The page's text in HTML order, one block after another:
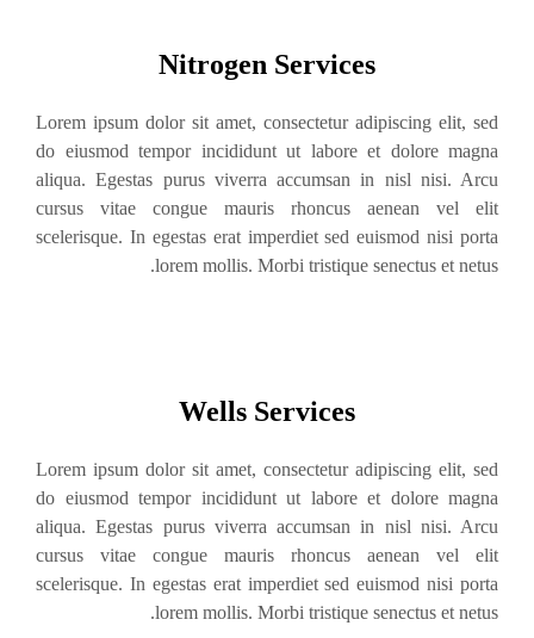
Nitrogen Services
Lorem ipsum dolor sit amet, consectetur adipiscing elit, sed
do eiusmod tempor incididunt ut labore et dolore magna
aliqua. Egestas purus viverra accumsan in nisl nisi. Arcu
cursus vitae congue mauris rhoncus aenean vel elit
scelerisque. In egestas erat imperdiet sed euismod nisi porta
lorem mollis. Morbi tristique senectus et netus.
Wells Services
Lorem ipsum dolor sit amet, consectetur adipiscing elit, sed
do eiusmod tempor incididunt ut labore et dolore magna
aliqua. Egestas purus viverra accumsan in nisl nisi. Arcu
cursus vitae congue mauris rhoncus aenean vel elit
scelerisque. In egestas erat imperdiet sed euismod nisi porta
lorem mollis. Morbi tristique senectus et netus.